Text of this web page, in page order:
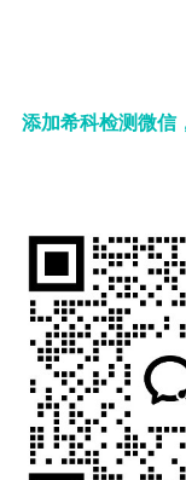
添加希科检测微信